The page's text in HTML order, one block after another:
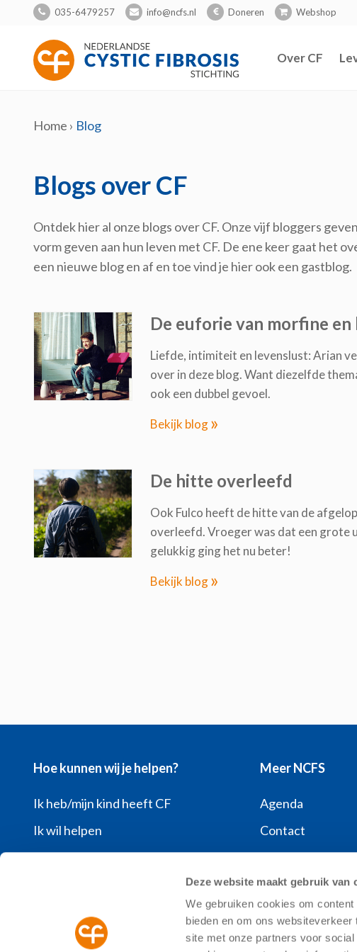
Deze website maakt gebruik van
We gebruiken cookies om
bieden en om ons
site met onze partners voor
035-6479257 info@ncfs.nl Doneren Webshop
Over CF
Home › Blog
Blogs over CF
Ontdek hier al onze blogs over CF. Onze vijf bloggers
vorm geven aan hun leven met CF. De ene keer gaat het
een nieuwe blog en af en toe vind je hier ook een gastblog.
De euforie van morfine en
Liefde, intimiteit en levenslust: Arian
over in deze blog. Want diezelfde
ook een dubbel gevoel.
Bekijk blog»
De hitte overleefd
Ook Fulco heeft de hitte van de
overleefd. Vroeger was dat een grote
gelukkig ging het nu beter!
Bekijk blog»
Hoe kunnen wij je helpen?
Ik heb/mijn kind heeft CF
Ik wil helpen
Ik wil meer weten over CF
Ik wil mijn donatie opzeggen
Meer NCFS
Agenda
Contact
Over de NCFS
Pers
Vacatures
Veelgestelde